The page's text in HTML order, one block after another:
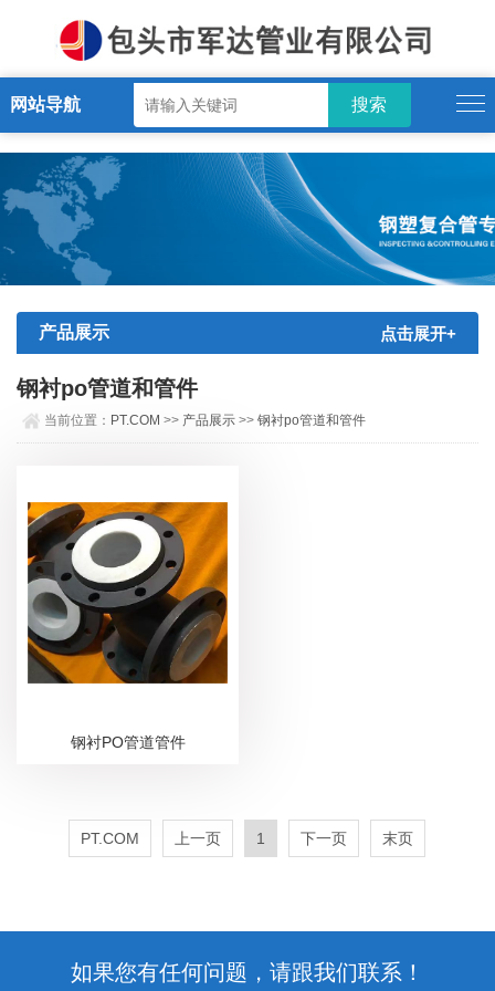
PT.COM
网站导航
产品展示 点击展开+
钢衬po管道和管件
当前位置： PT.COM >> 产品展示 >>钢衬po管道和管件
钢衬PO管道管件
PT.COM 上一页 1 下一页 末页
如果您有任何问题，请跟我们联系！